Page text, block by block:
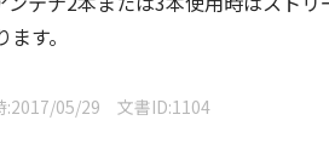
す。
2017/05/29 文書ID 1104